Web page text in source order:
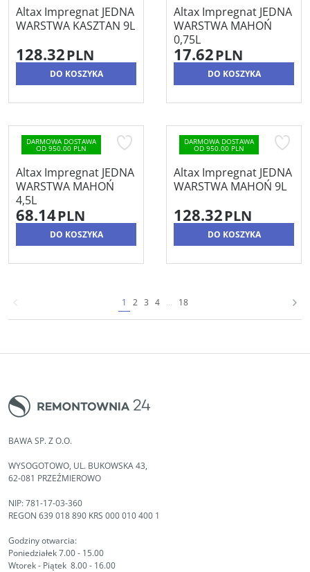
Altax Impregnat JEDNA
WARSTWA KASZTAN 9L
128.32PLN
DO KOSZYKA
Altax Impregnat JEDNA
WARSTWA MAHOŃ
0,75L
17.62PLN
DO KOSZYKA
DARMOWA DOSTAWA
OD 950.00 PLN
Altax Impregnat JEDNA
WARSTWA MAHOŃ
4,5L
68.14PLN
DO KOSZYKA
DARMOWA DOSTAWA
OD 950.00 PLN
Altax Impregnat JEDNA
WARSTWA MAHOŃ 9L
128.32PLN
DO KOSZYKA
1 2 3 4 ... 18
BAWA SP. Z O.O.
WYSOGOTOWO, UL. BUKOWSKA 43,
62-081 PRZEŹMIEROWO
NIP: 781-17-03-360
REGON 639 018 890 KRS 000 010 400 1
Godziny otwarcia:
Poniedziałek 7.00 - 15.00
Wtorek - Piątek 8.00 - 16.00